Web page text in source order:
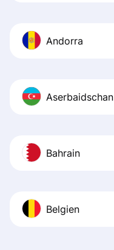
Andorra
Aserbaidschan
Bahrain
Belgien